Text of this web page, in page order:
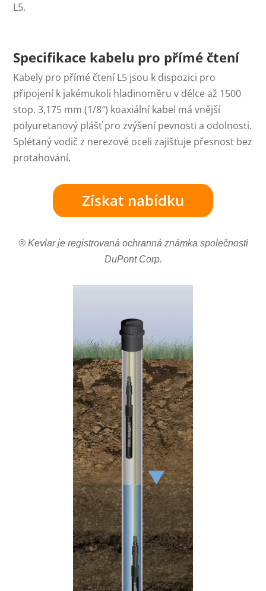
L5.
Specifikace kabelu pro přímé čtení
Kabely pro přímé čtení L5 jsou k dispozici pro
připojení k jakémukoli hladinoměru v délce až 1500
stop. 3,175 mm (1/8″) koaxiální kabel má vnější
polyuretanový plášť pro zvýšení pevnosti a odolnosti.
Splétaný vodič z nerezové oceli zajišťuje přesnost bez
protahování.
Získat nabídku
® Kevlar je registrovaná ochranná známka společnosti
DuPont Corp.